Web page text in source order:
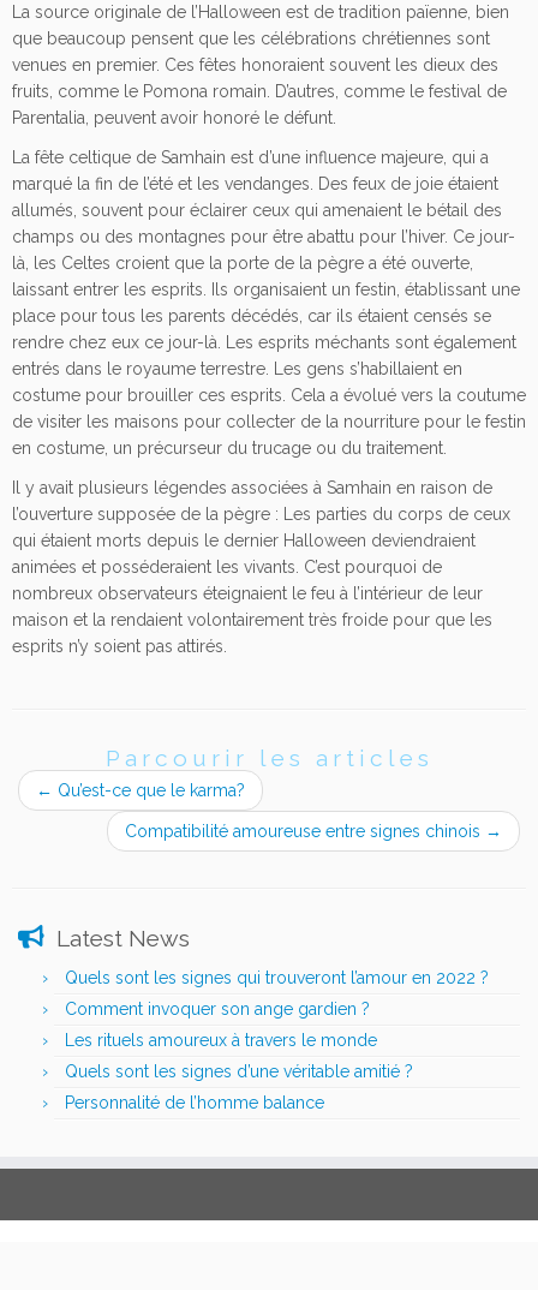
La source originale de l’Halloween est de tradition païenne, bien
que beaucoup pensent que les célébrations chrétiennes sont
venues en premier. Ces fêtes honoraient souvent les dieux des
fruits, comme le Pomona romain. D’autres, comme le festival de
Parentalia, peuvent avoir honoré le défunt.
La fête celtique de Samhain est d’une influence majeure, qui a
marqué la fin de l’été et les vendanges. Des feux de joie étaient
allumés, souvent pour éclairer ceux qui amenaient le bétail des
champs ou des montagnes pour être abattu pour l’hiver. Ce jour-
là, les Celtes croient que la porte de la pègre a été ouverte,
laissant entrer les esprits. Ils organisaient un festin, établissant une
place pour tous les parents décédés, car ils étaient censés se
rendre chez eux ce jour-là. Les esprits méchants sont également
entrés dans le royaume terrestre. Les gens s’habillaient en
costume pour brouiller ces esprits. Cela a évolué vers la coutume
de visiter les maisons pour collecter de la nourriture pour le festin
en costume, un précurseur du trucage ou du traitement.
Il y avait plusieurs légendes associées à Samhain en raison de
l’ouverture supposée de la pègre : Les parties du corps de ceux
qui étaient morts depuis le dernier Halloween deviendraient
animées et posséderaient les vivants. C’est pourquoi de
nombreux observateurs éteignaient le feu à l’intérieur de leur
maison et la rendaient volontairement très froide pour que les
esprits n’y soient pas attirés.
Parcourir les articles
← Qu’est-ce que le karma?
Compatibilité amoureuse entre signes chinois →
Latest News
Quels sont les signes qui trouveront l’amour en 2022 ?
Comment invoquer son ange gardien ?
Les rituels amoureux à travers le monde
Quels sont les signes d’une véritable amitié ?
Personnalité de l’homme balance